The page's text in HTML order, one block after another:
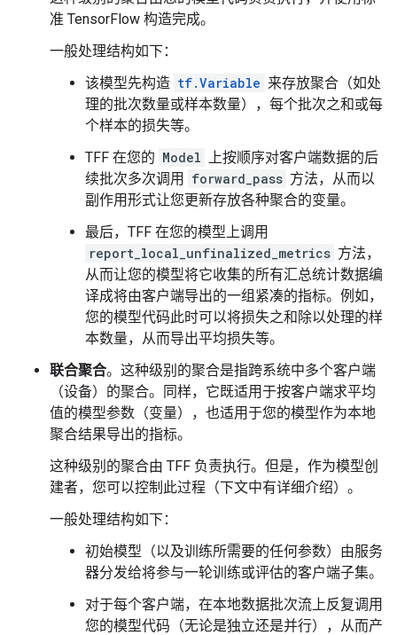
准 TensorFlow 构造完成。
一般处理结构如下：
该模型先构造 tf.Variable 来存放聚合（如处
理的批次数量或样本数量），每个批次之和或每
个样本的损失等。
TFF 在您的 Model 上按顺序对客户端数据的后
续批次多次调用
forward_pass 方法，从而以
副作用形式让您更新存放各种聚合的变量。
最后，TFF 在您的模型上调用
report_local_unfinalized_metrics 方法，
从而让您的模型将它收集的所有汇总统计数据编
译成将由客户端导出的一组紧凑的指标。例如，
您的模型代码此时可以将损失之和除以处理的样
本数量，从而导出平均损失等。
联合聚合。这种级别的聚合是指跨系统中多个客户端
（设备）的聚合。同样，它既适用于按客户端求平均
值的模型参数（变量），也适用于您的模型作为本地
聚合结果导出的指标。
这种级别的聚合由 TFF 负责执行。但是，作为模型创
建者，您可以控制此过程（下文中有详细介绍）。
一般处理结构如下：
初始模型（以及训练所需要的任何参数）由服务
器分发给将参与一轮训练或评估的客户端子集。
对于每个客户端，在本地数据批次流上反复调用
您的模型代码（无论是独立还是并行），从而产